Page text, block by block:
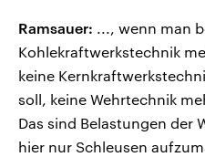
Ramsauer: ..., wenn man
Kohlekraftwerkstechnik
keine
soll, keine Wehrtechnik
Das sind Belastungen der
hier nur Schleusen